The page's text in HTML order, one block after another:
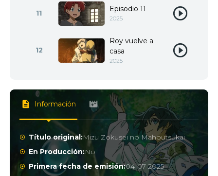
11 Episodio 11
2025
12
Roy vuelve a
casa
2025
Información
Título original:Mizu Zokusei no Mahoutsukai
En Producción:No
Primera fecha de emisión:04-07-2025